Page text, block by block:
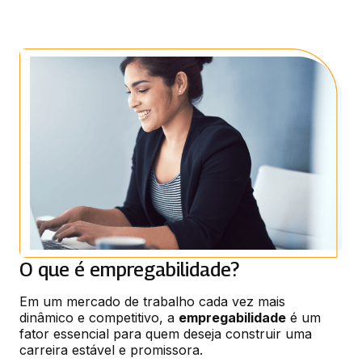
O que é empregabilidade?
Em um mercado de trabalho cada vez mais
dinâmico e competitivo, a empregabilidade é um
fator essencial para quem deseja construir uma
carreira estável e promissora.